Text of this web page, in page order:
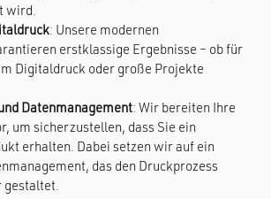
wird.
: Unsere modernen
erstklassige Ergebnisse – ob für
Digitaldruck oder große Projekte
Datenmanagement: Wir bereiten Ihre
um sicherzustellen, dass Sie ein
erhalten. Dabei setzen wir auf ein
das den Druckprozess
gestaltet.